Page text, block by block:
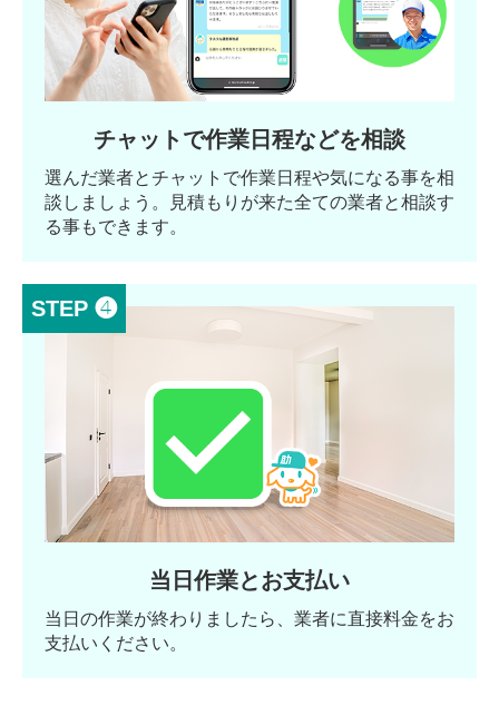
チャットで作業日程などを相談
選んだ業者とチャットで作業日程や気になる事を相
談しましょう。見積もりが来た全ての業者と相談す
る事もできます。
STEP ❹
当日作業とお支払い
当日の作業が終わりましたら、業者に直接料金をお
支払いください。